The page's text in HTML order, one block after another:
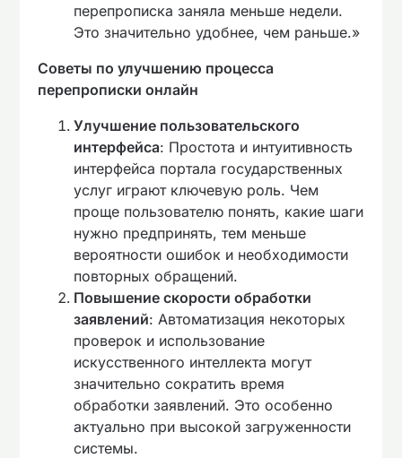
перепрописка заняла меньше недели.
Это значительно удобнее, чем раньше.»
Советы по улучшению процесса
перепрописки онлайн
Улучшение пользовательского
интерфейса: Простота и интуитивность
интерфейса портала государственных
услуг играют ключевую роль. Чем
проще пользователю понять, какие шаги
нужно предпринять, тем меньше
вероятности ошибок и необходимости
повторных обращений.
Повышение скорости обработки
заявлений: Автоматизация некоторых
проверок и использование
искусственного интеллекта могут
значительно сократить время
обработки заявлений. Это особенно
актуально при высокой загруженности
системы.